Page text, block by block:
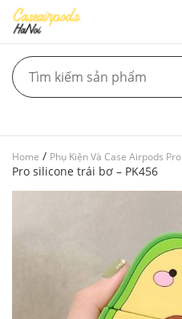
Home / Phụ Kiện Và Case Airpods Pro
Pro silicone trái bơ – PK456